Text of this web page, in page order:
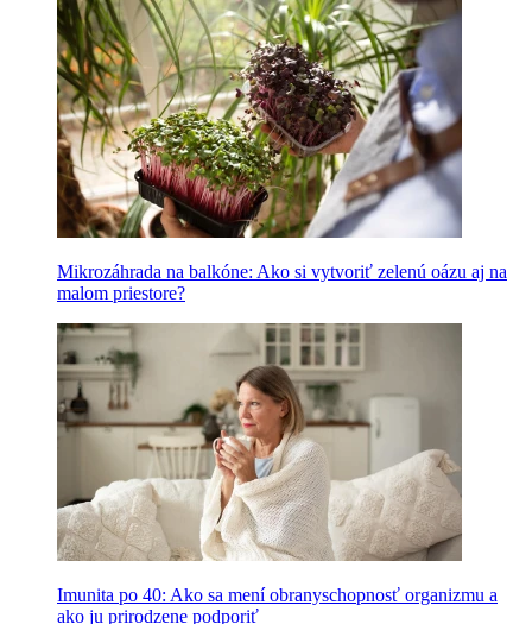
Mikrozáhrada na balkóne: Ako si vytvoriť zelenú oázu aj na
malom priestore?
Imunita po 40: Ako sa mení obranyschopnosť organizmu a
ako ju prirodzene podporiť